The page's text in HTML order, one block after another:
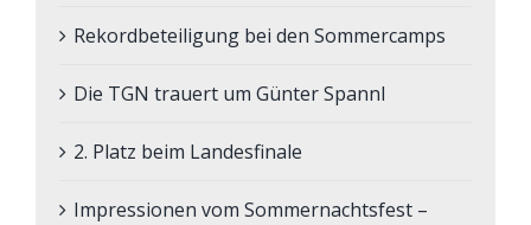
Rekordbeteiligung bei den Sommercamps
Die TGN trauert um Günter Spannl
2. Platz beim Landesfinale
Impressionen vom Sommernachtsfest –